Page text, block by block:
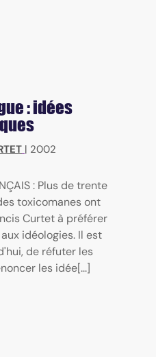
: idées
| 2002
: Plus de trente
toxicomanes ont
Curtet à préférer
idéologies. Il est
de réfuter les
les idée[...]